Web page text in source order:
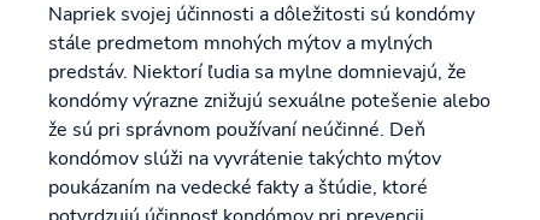
Napriek svojej účinnosti a dôležitosti sú kondómy
stále predmetom mnohých mýtov a mylných
predstáv. Niektorí ľudia sa mylne domnievajú, že
kondómy výrazne znižujú sexuálne potešenie alebo
že sú pri správnom používaní neúčinné. Deň
kondómov slúži na vyvrátenie takýchto mýtov
poukázaním na vedecké fakty a štúdie, ktoré